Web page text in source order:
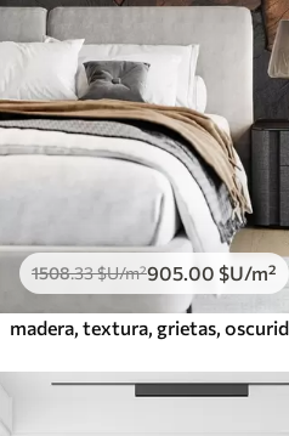
1508.33$U/m²905 .00 $U/m²